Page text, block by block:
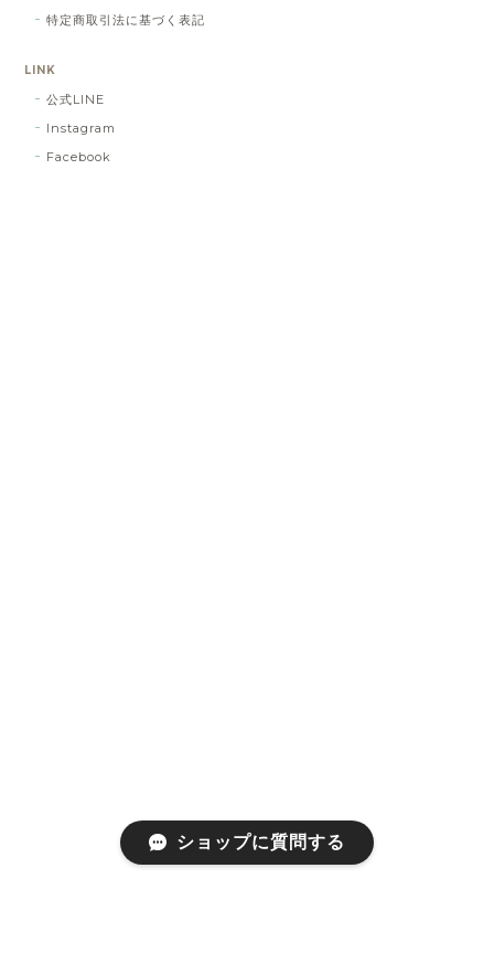
特定商取引法に基づく表記
LINK
公式LINE
Instagram
Facebook
ショップに質問する